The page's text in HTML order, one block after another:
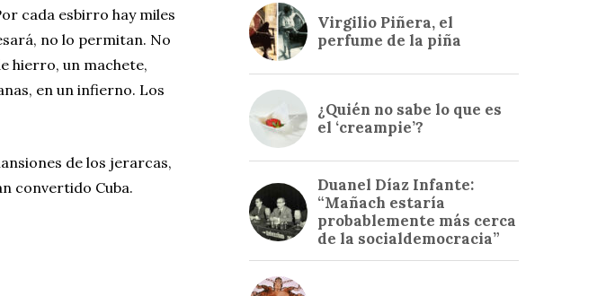
cada esbirro hay miles
no lo permitan. No
hierro, un machete,
en un infierno. Los
de los jerarcas,
convertido Cuba.